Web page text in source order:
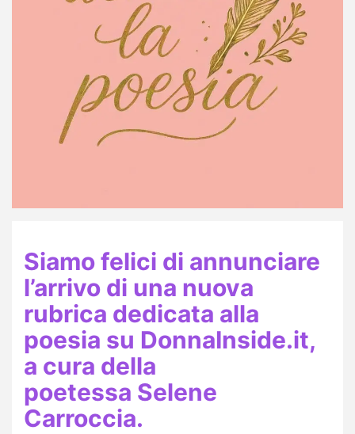
Siamo felici di annunciare
l’arrivo di una nuova
rubrica dedicata alla
poesia su DonnaInside.it,
a cura della
poetessa Selene
Carroccia.